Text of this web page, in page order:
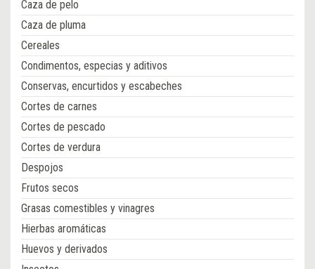
Caza de pelo
Caza de pluma
Cereales
Condimentos, especias y aditivos
Conservas, encurtidos y escabeches
Cortes de carnes
Cortes de pescado
Cortes de verdura
Despojos
Frutos secos
Grasas comestibles y vinagres
Hierbas aromáticas
Huevos y derivados